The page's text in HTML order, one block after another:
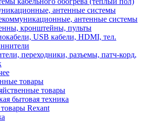
антенные системы
антенные системы
кронштейны, пульты
USB кабели, HDMI, тел.
переходники, разъемы, патч-корд,
товары
товары
бытовая техника
Rexant